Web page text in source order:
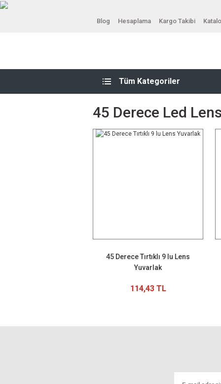
Blog Hesaplama Kargo Takibi
Tüm Kategoriler
45 Derece Led
45 Derece Tırtıklı 9 lu Lens
Yuvarlak
114,43 TL